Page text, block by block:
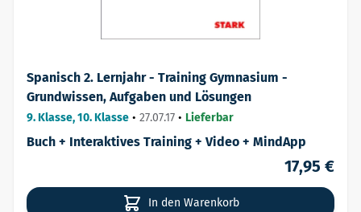
Spanisch 2. Lernjahr - Training Gymnasium -
Grundwissen, Aufgaben und Lösungen
9. Klasse, 10. Klasse • 27.07.17 • Lieferbar
Buch + Interaktives Training + Video + MindApp
17,95 €
In den Warenkorb